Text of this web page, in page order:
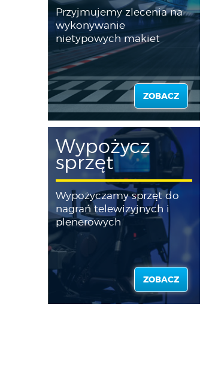
Przyjmujemy zlecenia na
wykonywanie
nietypowych makiet
ZOBACZ
Wypożycz
sprzęt
Wypożyczamy sprzęt do
nagrań telewizyjnych i
plenerowych
ZOBACZ